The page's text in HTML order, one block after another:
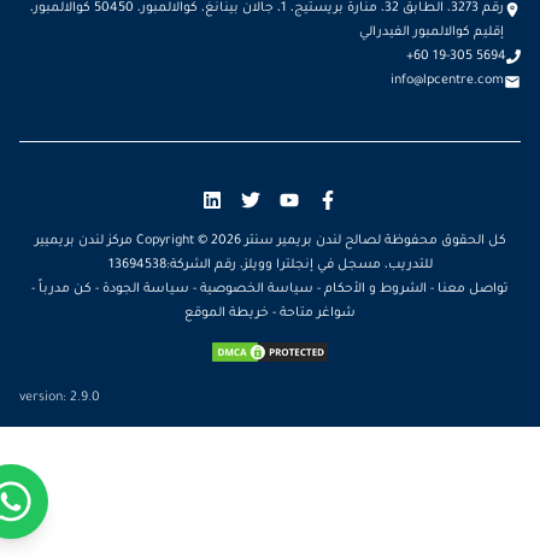
رقم 3273، الطابق 32، منارة بريستيج، 1، جالان بينانغ، كوالالمبور، 50450 كوالالمبور،
إقليم كوالالمبور الفيدرالي
+60 19-305 5694
info@lpcentre.com
كل الحقوق محفوظة لصالح لندن بريمير سنتر Copyright ©2026
مركز لندن بريميير
للتدريب، مسجل في إنجلترا وويلز، رقم الشركة:13694538
تواصل معنا - الشروط و الأحكام - سياسة الخصوصية - سياسة الجودة - كن مدرباً -
شواغر متاحة - خريطة الموقع
version:2.9.0